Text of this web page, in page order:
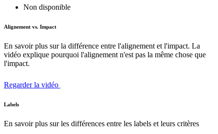
Non disponible
Alignement vs. Impact
En savoir plus sur la différence entre l'alignement et l'impact. La
vidéo explique pourquoi l'alignement n'est pas la même chose que
l'impact.
Regarder la vidéo
Labels
En savoir plus sur les différences entre les labels et leurs critères